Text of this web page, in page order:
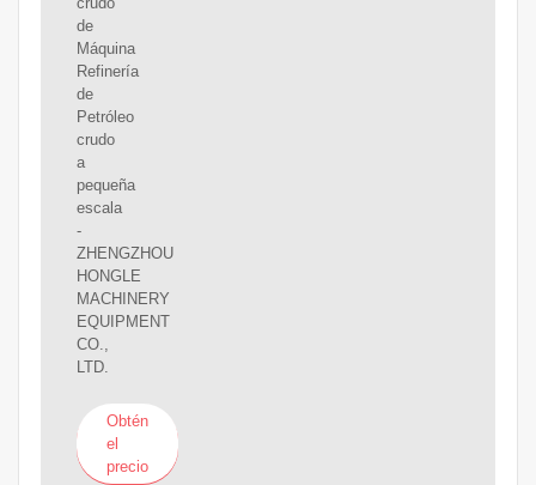
de
Máquina
Refinería
de
Petróleo
crudo
a
pequeña
escala
-
ZHENGZHOU
HONGLE
MACHINERY
EQUIPMENT
CO.,
LTD.
Obtén
el
precio